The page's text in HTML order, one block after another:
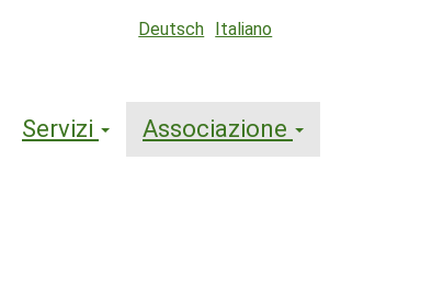
Deutsch Italiano
Servizi Associazione